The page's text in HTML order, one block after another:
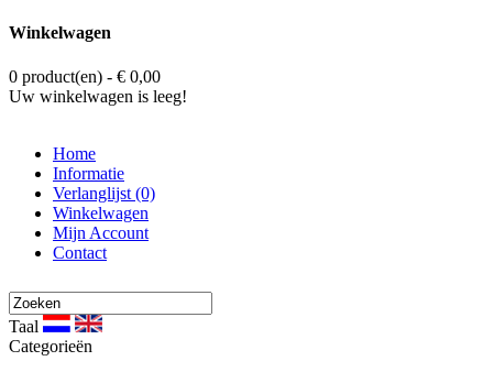
Winkelwagen
0 product(en) - € 0,00
Uw winkelwagen is leeg!
Home
Informatie
Verlanglijst (0)
Winkelwagen
Mijn Account
Contact
Taal
Categorieën